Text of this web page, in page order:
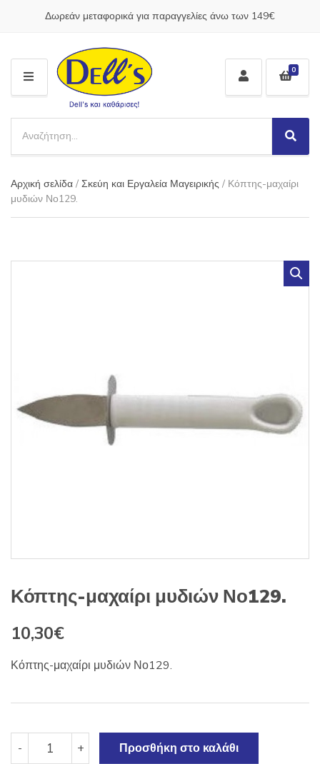
Δωρεάν μεταφορικά για παραγγελίες άνω των 149€
M
E
N
U
a
e
g
o
a
c
h
p
d
S
e
r
h
0
Αρχική σελίδα / Σκεύη και Εργαλεία Μαγειρικής / Κόπτης-μαχαίρι
μυδιών Νο129.
Κόπτης-μαχαίρι μυδιών Νο129.
10,30€
Κόπτης-μαχαίρι μυδιών Νο129.
-
Κόπτης-
μαχαίρι
+ Προσθήκη στο καλάθι